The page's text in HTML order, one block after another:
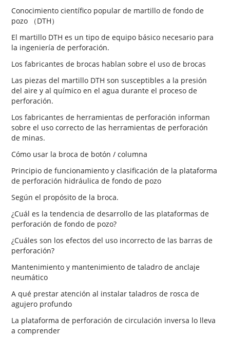
Conocimiento científico popular de martillo de fondo de
pozo （DTH）
El martillo DTH es un tipo de equipo básico necesario para
la ingeniería de perforación.
Los fabricantes de brocas hablan sobre el uso de brocas
Las piezas del martillo DTH son susceptibles a la presión
del aire y al químico en el agua durante el proceso de
perforación.
Los fabricantes de herramientas de perforación informan
sobre el uso correcto de las herramientas de perforación
de minas.
Cómo usar la broca de botón / columna
Principio de funcionamiento y clasificación de la plataforma
de perforación hidráulica de fondo de pozo
Según el propósito de la broca.
¿Cuál es la tendencia de desarrollo de las plataformas de
perforación de fondo de pozo?
¿Cuáles son los efectos del uso incorrecto de las barras de
perforación?
Mantenimiento y mantenimiento de taladro de anclaje
neumático
A qué prestar atención al instalar taladros de rosca de
agujero profundo
La plataforma de perforación de circulación inversa lo lleva
a comprender